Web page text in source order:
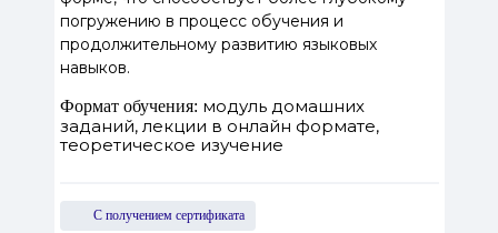
погружению в процесс обучения и
продолжительному развитию языковых
навыков.
Формат обучения: модуль домашних
заданий, лекции в онлайн формате,
теоретическое изучение
С получением сертификата